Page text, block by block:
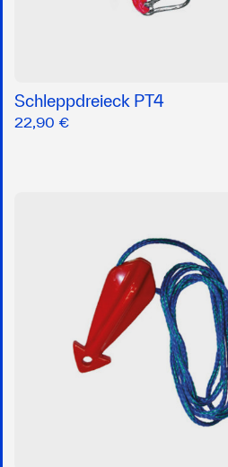
Schleppdreieck PT4
22,90 €